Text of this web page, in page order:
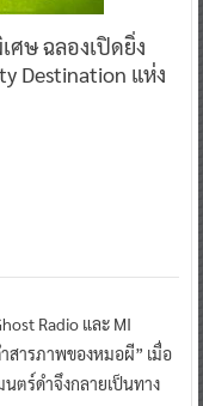
ศษ ฉลองเปิดยิ่ง
Destination แห่ง
Radio และ MI
สารภาพของหมอผี” เมื่อ
ตร์ดำจึงกลายเป็นทาง